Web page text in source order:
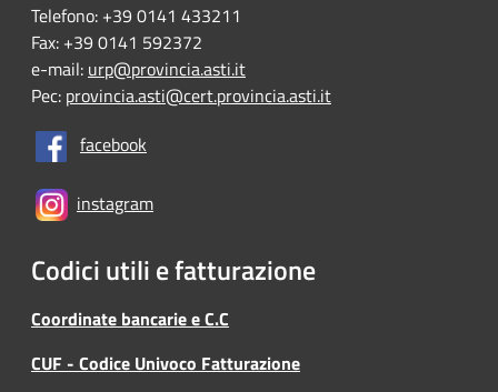
Telefono: +39 0141 433211
Fax: +39 0141 592372
e-mail: urp@provincia.asti.it
Pec: provincia.asti@cert.provincia.asti.it
facebook
instagram
Codici utili e fatturazione
Coordinate bancarie e C.C
CUF - Codice Univoco Fatturazione